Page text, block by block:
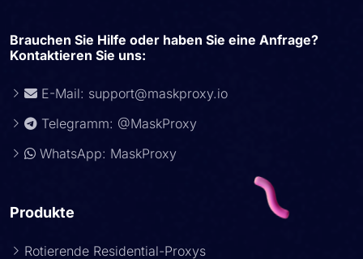
Brauchen Sie Hilfe oder haben Sie eine Anfrage?
Kontaktieren Sie uns:
E-Mail: support@maskproxy.io
Telegramm: @MaskProxy
WhatsApp: MaskProxy
Produkte
Rotierende Residential-Proxys